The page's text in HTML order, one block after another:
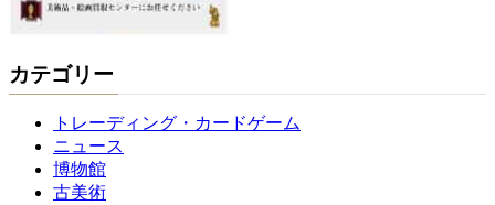
カテゴリー
トレーディング・カードゲーム
ニュース
博物館
古美術